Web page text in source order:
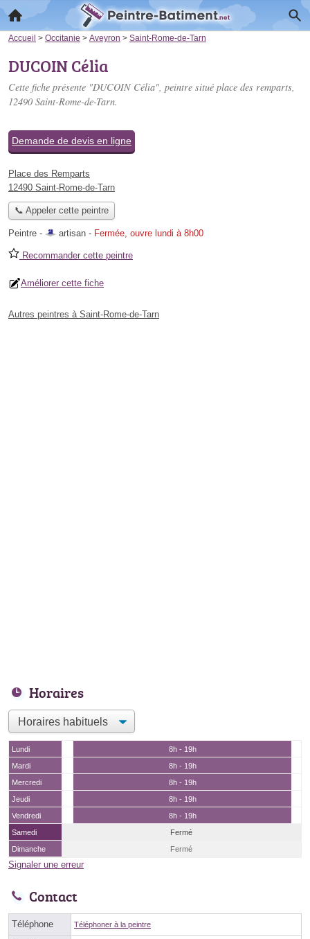
Accueil > Occitanie > Aveyron > Saint-Rome-de-Tarn
DUCOIN Célia
Cette fiche présente "DUCOIN Célia", peintre situé place des remparts,
12490 Saint-Rome-de-Tarn.
Demande de devis en ligne
Place des Remparts
12490 Saint-Rome-de-Tarn
📞 Appeler cette peintre
Peintre - artisan - Fermée, ouvre lundi à 8h00
Recommander cette peintre
Améliorer cette fiche
Autres peintres à Saint-Rome-de-Tarn
Horaires
Lundi
8h - 19h
Mardi
8h - 19h
Mercredi
8h - 19h
Jeudi
8h - 19h
Vendredi
8h - 19h
Samedi
Fermé
Dimanche
Fermé
Signaler une erreur
Contact
Téléphone Téléphoner à la peintre